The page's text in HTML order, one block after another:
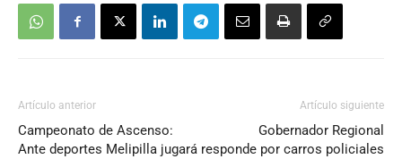
Artículo anterior
Campeonato de Ascenso:
Ante deportes Melipilla jugará
Artículo siguiente
Gobernador Regional
responde por carros policiales